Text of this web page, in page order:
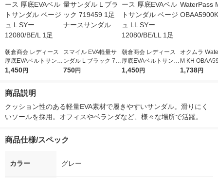
朝倉商会 レディース
厚底EVAベルトサンダ
ル ベージュ L SYー12
1,450円
スマイル EVA軽量サ
ンダル L ブラック 71
9459 1足 ナースサ
750円
朝倉商会 レディース
厚底EVAベルトサンダ
ル ベージュ LL SYー1
1,450円
オクムラ
M KH
1足
1,738円
商品説明
クッション性のある軽量EVA素材で履きやすいサンダル。滑りにく
いソールを採用。オフィスやベランダなど、様々な場所で活躍。
商品仕様/スペック
カラー グレー